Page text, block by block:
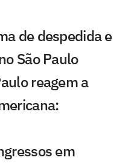
de despedida e
São Paulo
reagem a
em